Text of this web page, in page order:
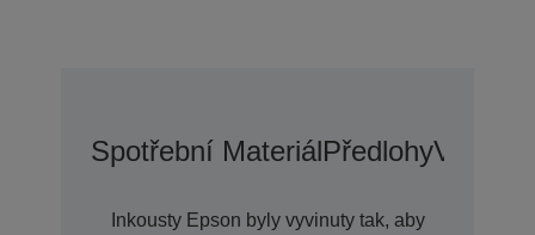
Spotřební MateriálPředlohy
Inkousty Epson byly vyvinuty tak, aby